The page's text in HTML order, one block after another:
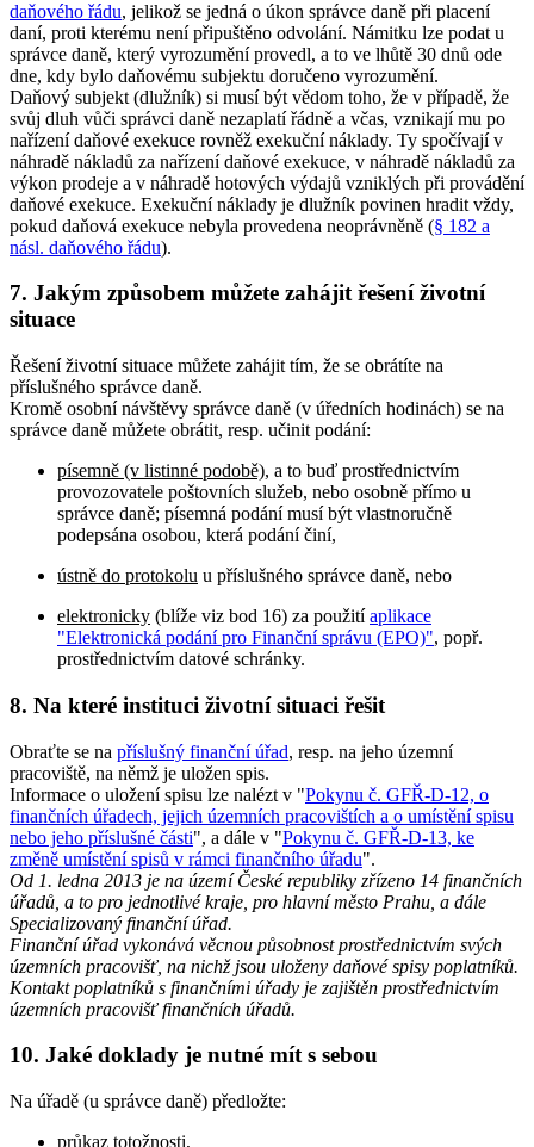
daňového řádu, jelikož se jedná o úkon správce daně při placení
daní, proti kterému není připuštěno odvolání. Námitku lze podat u
správce daně, který vyrozumění provedl, a to ve lhůtě 30 dnů ode
dne, kdy bylo daňovému subjektu doručeno vyrozumění.
Daňový subjekt (dlužník) si musí být vědom toho, že v případě, že
svůj dluh vůči správci daně nezaplatí řádně a včas, vznikají mu po
nařízení daňové exekuce rovněž exekuční náklady. Ty spočívají v
náhradě nákladů za nařízení daňové exekuce, v náhradě nákladů za
výkon prodeje a v náhradě hotových výdajů vzniklých při provádění
daňové exekuce. Exekuční náklady je dlužník povinen hradit vždy,
pokud daňová exekuce nebyla provedena neoprávněně (§ 182 a
násl. daňového řádu).
7. Jakým způsobem můžete zahájit řešení životní
situace
Řešení životní situace můžete zahájit tím, že se obrátíte na
příslušného správce daně.
Kromě osobní návštěvy správce daně (v úředních hodinách) se na
správce daně můžete obrátit, resp. učinit podání:
písemně (v listinné podobě), a to buď prostřednictvím
provozovatele poštovních služeb, nebo osobně přímo u
správce daně; písemná podání musí být vlastnoručně
podepsána osobou, která podání činí,
ústně do protokolu u příslušného správce daně, nebo
elektronicky (blíže viz bod 16) za použitíaplikace
"Elektronická podání pro Finanční správu (EPO)", popř.
prostřednictvím datové schránky.
8. Na které instituci životní situaci řešit
Obraťte se na příslušný finanční úřad, resp. na jeho územní
pracoviště, na němž je uložen spis.
Informace o uložení spisu lze nalézt v "Pokynu č. GFŘ-D-12, o
finančních úřadech, jejich územních pracovištích a o umístění spisu
nebo jeho příslušné části", a dále v "Pokynu č. GFŘ-D-13, ke
změně umístění spisů v rámci finančního úřadu".
Od 1. ledna 2013 je na území České republiky zřízeno 14 finančních
úřadů, a to pro jednotlivé kraje, pro hlavní město Prahu, a dále
Specializovaný finanční úřad.
Finanční úřad vykonává věcnou působnost prostřednictvím svých
územních pracovišť, na nichž jsou uloženy daňové spisy poplatníků.
Kontakt poplatníků s finančními úřady je zajištěn prostřednictvím
územních pracovišť finančních úřadů.
10. Jaké doklady je nutné mít s sebou
Na úřadě (u správce daně) předložte:
průkaz totožnosti,